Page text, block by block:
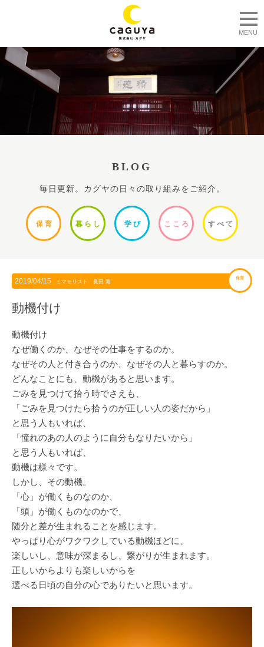
MENU
BLOG
毎日更新。カグヤの日々の取り組みをご紹介。
保 育 暮ら し 学 び ここ ろ すべて
2019/04/15 ミマモリスト 眞田 海
保育
動機付け
動機付け
なぜ働くのか、なぜその仕事をするのか。
なぜその人と付き合うのか、なぜその人と暮らすのか。
どんなことにも、動機があると思います。
ごみを見つけて拾う時でさえも、
「ごみを見つけたら拾うのが正しい人の姿だから」
と思う人もいれば、
「憧れのあの人のように自分もなりたいから」
と思う人もいれば、
動機は様々です。
しかし、その動機。
「心」が働くものなのか、
「頭」が働くものなのかで、
随分と差が生まれることを感じます。
やっぱり心がワクワクしている動機ほどに、
楽しいし、意味が深まるし、繋がりが生まれます。
正しいからよりも楽しいからを
選べる日頃の自分の心でありたいと思います。